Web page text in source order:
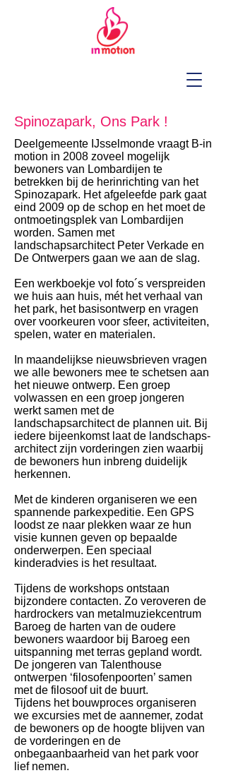
Spinozapark, Ons Park !
Deelgemeente IJsselmonde vraagt B-in
motion in 2008 zoveel mogelijk
bewoners van Lombardijen te
betrekken bij de herinrichting van het
Spinozapark. Het afgeleefde park gaat
eind 2009 op de schop en het moet de
ontmoetingsplek van Lombardijen
worden. Samen met
landschapsarchitect Peter Verkade en
De Ontwerpers gaan we aan de slag.
Een werkboekje vol foto´s verspreiden
we huis aan huis, mét het verhaal van
het park, het basisontwerp en vragen
over voorkeuren voor sfeer, activiteiten,
spelen, water en materialen.
In maandelijkse nieuwsbrieven vragen
we alle bewoners mee te schetsen aan
het nieuwe ontwerp. Een groep
volwassen en een groep jongeren
werkt samen met de
landschapsarchitect de plannen uit. Bij
iedere bijeenkomst laat de landschaps-
architect zijn vorderingen zien waarbij
de bewoners hun inbreng duidelijk
herkennen.
Met de kinderen organiseren we een
spannende parkexpeditie. Een GPS
loodst ze naar plekken waar ze hun
visie kunnen geven op bepaalde
onderwerpen. Een speciaal
kinderadvies is het resultaat.
Tijdens de workshops ontstaan
bijzondere contacten. Zo veroveren de
hardrockers van metalmuziekcentrum
Baroeg de harten van de oudere
bewoners waardoor bij Baroeg een
uitspanning met terras gepland wordt.
De jongeren van Talenthouse
ontwerpen ‘filosofenpoorten’ samen
met de filosoof uit de buurt.
Tijdens het bouwproces organiseren
we excursies met de aannemer, zodat
de bewoners op de hoogte blijven van
de vorderingen en de
onbegaanbaarheid van het park voor
lief nemen.